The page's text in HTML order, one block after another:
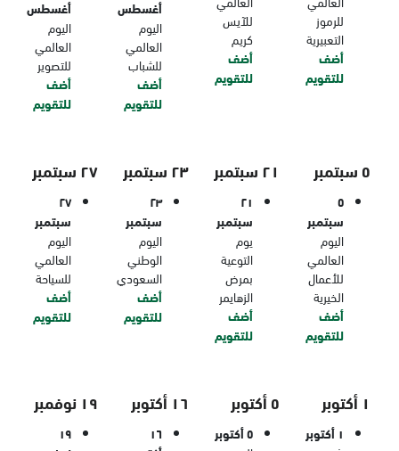
للرموز
التعبيرية
أضف
للتقويم
للآيس
كريم
أضف
للتقويم
أغسطس
اليوم
العالمي
للشباب
أضف
للتقويم
أغسطس
اليوم
العالمي
للتصوير
أضف
للتقويم
٥ سبتمبر
٥
سبتمبر
اليوم
العالمي
للأعمال
الخيرية
أضف
للتقويم
٢١ سبتمبر
٢١
سبتمبر
يوم
التوعية
بمرض
الزهايمر
أضف
للتقويم
٢٣ سبتمبر
٢٣
سبتمبر
اليوم
الوطني
السعودي
أضف
للتقويم
٢٧ سبتمبر
٢٧
سبتمبر
اليوم
العالمي
للسياحة
أضف
للتقويم
١ أكتوبر
١ أكتوبر
٥ أكتوبر
٥ أكتوبر
١٦ أكتوبر
١٦
١٩ نوفمبر
١٩